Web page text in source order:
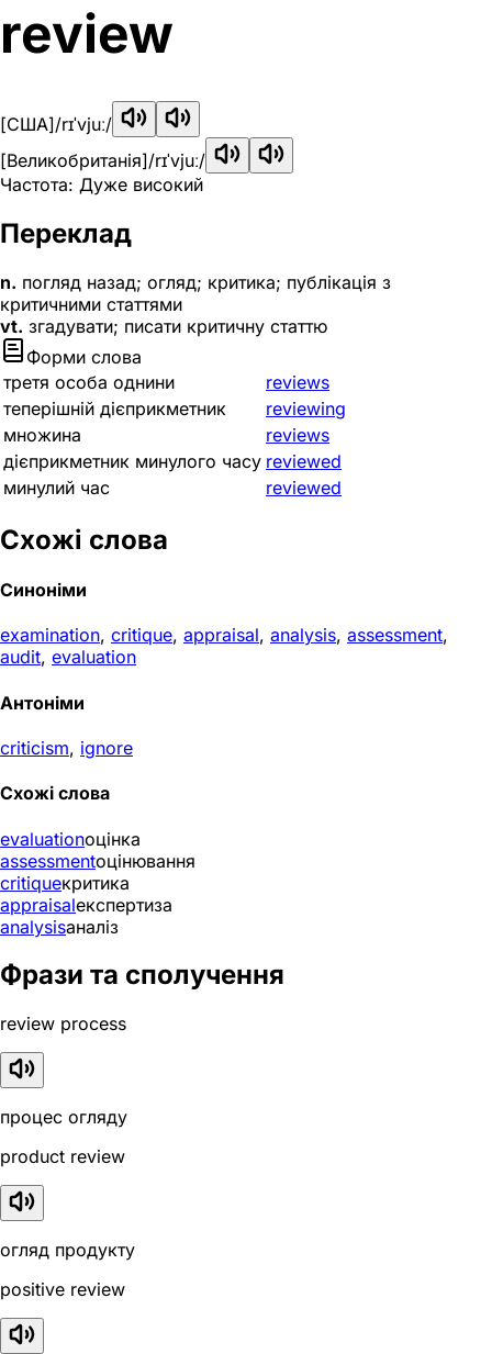
review
[США]/rɪˈvjuː/
[Великобританія]/rɪˈvjuː/
Частота: Дуже високий
Переклад
n. погляд назад; огляд; критика; публікація з
критичними статтями
vt. згадувати; писати критичну статтю
Форми слова
третя особа однини
reviews
теперішній дієприкметник
reviewing
множина
reviews
дієприкметник минулого часу reviewed
минулий час
reviewed
Схожі слова
Синоніми
examination, critique, appraisal, analysis, assessment,
audit, evaluation
Антоніми
criticism, ignore
Схожі слова
evaluationоцінка
assessmentоцінювання
critiqueкритика
appraisalекспертиза
analysisаналіз
Фрази та сполучення
review process
процес огляду
product review
огляд продукту
positive review